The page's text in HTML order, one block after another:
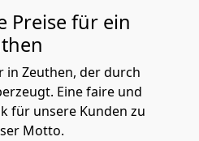
Preise für ein
in Zeuthen, der durch
Eine faire und
für unsere Kunden zu
Motto.